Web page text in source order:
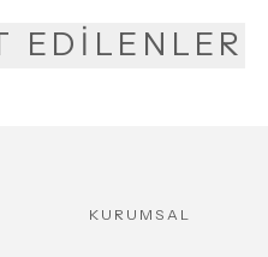
EDİLENLER
KURUMSAL